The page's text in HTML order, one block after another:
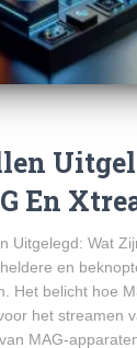
En
Uitgelegd: Wat
en
Het belicht hoe
het streamen
MAG-